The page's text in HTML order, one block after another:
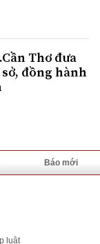
Thơ đưa
đồng hành
Báo mới
luật